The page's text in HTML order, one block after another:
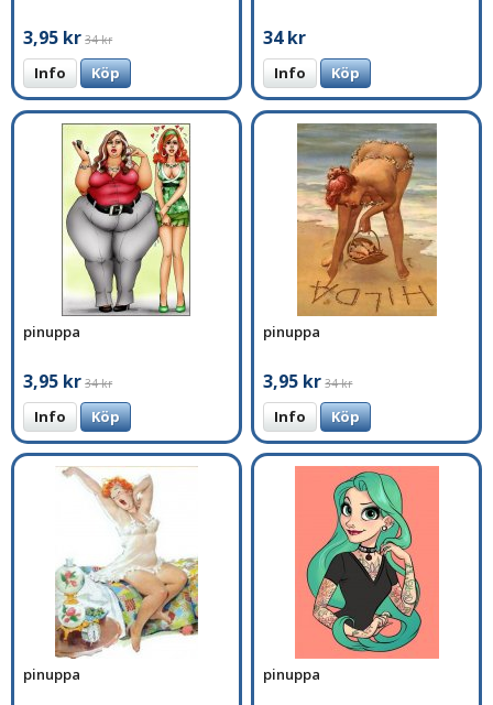
3,95 kr 34 kr
Info Köp
34 kr
Info Köp
pinuppa
3,95 kr 34 kr
Info Köp
pinuppa
3,95 kr 34 kr
Info Köp
pinuppa pinuppa